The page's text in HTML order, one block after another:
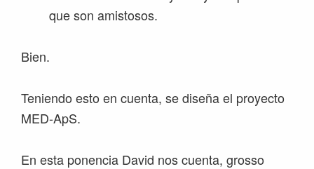
que son amistosos.
Bien.
Teniendo esto en cuenta, se diseña el proyecto
MED-ApS.
En esta ponencia David nos cuenta, grosso